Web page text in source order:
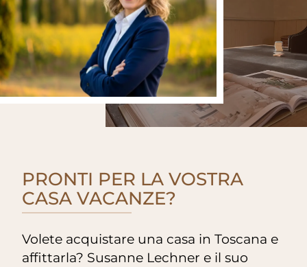
PRONTI PER LA VOSTRA
CASA VACANZE?
Volete acquistare una casa in Toscana e
affittarla? Susanne Lechner e il suo